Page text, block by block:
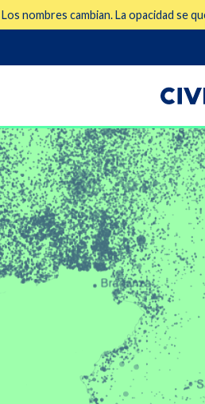
nombres cambian. La opacidad se